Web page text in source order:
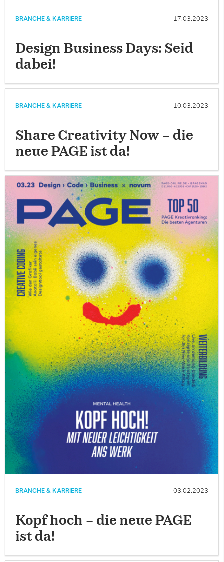
BRANCHE & KARRIERE 17.03.2023
Design Business Days: Seid
dabei!
BRANCHE & KARRIERE 10.03.2023
Share Creativity Now – die
neue PAGE ist da!
BRANCHE & KARRIERE 03.02.2023
Kopf hoch – die neue PAGE
ist da!